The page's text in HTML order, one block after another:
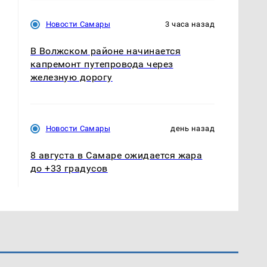
Новости Самары 3 часа назад
В Волжском районе начинается
капремонт путепровода через
железную дорогу
Новости Самары день назад
8 августа в Самаре ожидается жара
до +33 градусов